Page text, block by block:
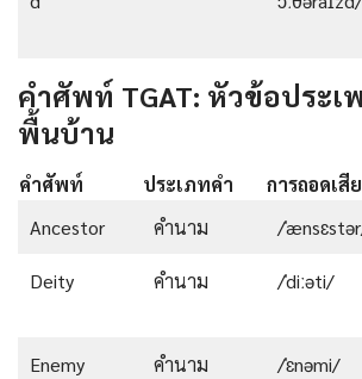
คำศัพท์ TGAT: หัวข้อประ
พื้นบ้าน
คำศัพท์ ประเภทคำ การถอดเสี
Ancestor
คำนาม /
Deity คำนาม /ˈdiːəti/
Enemy คำนาม /ˈɛnəmi/